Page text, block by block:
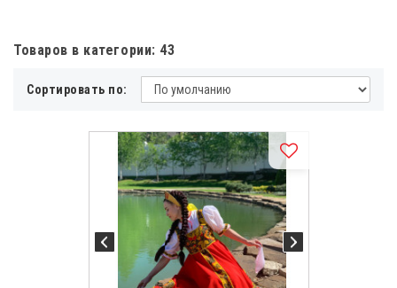
Товаров в категории: 43
Сортировать по: